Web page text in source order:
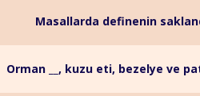
Masallarda definenin
Orman __, kuzu eti, bezelye ve